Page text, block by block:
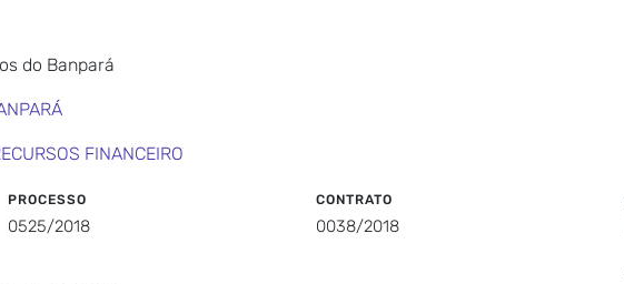
do Banpará
FINANCEIRO
PROCESSO
0525/2018
CONTRATO
0038/2018